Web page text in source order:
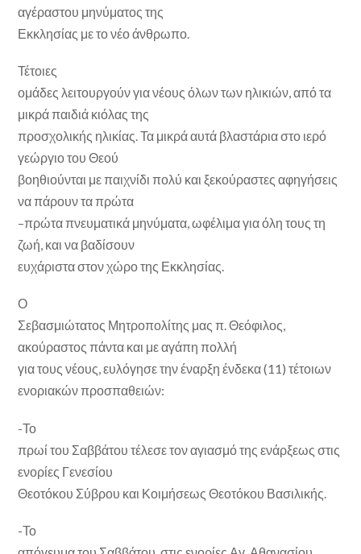
αγέραστου μηνύματος της
Εκκλησίας με το νέο άνθρωπο.
Τέτοιες
ομάδες λειτουργούν για νέους όλων των ηλικιών, από τα
μικρά παιδιά κιόλας της
προσχολικής ηλικίας. Τα μικρά αυτά βλαστάρια στο ιερό
γεώργιο του Θεού
βοηθιούνται με παιχνίδι πολύ και ξεκούραστες αφηγήσεις
να πάρουν τα πρώτα
–πρώτα πνευματικά μηνύματα, ωφέλιμα για όλη τους τη
ζωή, και να βαδίσουν
ευχάριστα στον χώρο της Εκκλησίας.
Ο
Σεβασμιώτατος Μητροπολίτης μας π. Θεόφιλος,
ακούραστος πάντα και με αγάπη πολλή
για τους νέους, ευλόγησε την έναρξη ένδεκα (11) τέτοιων
ενοριακών προσπαθειών:
-Το
πρωί του Σαββάτου τέλεσε τον αγιασμό της ενάρξεως στις
ενορίες Γενεσίου
Θεοτόκου Σύβρου και Κοιμήσεως Θεοτόκου Βασιλικής.
-Το